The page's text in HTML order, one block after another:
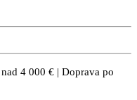
4 000 € | Doprava po